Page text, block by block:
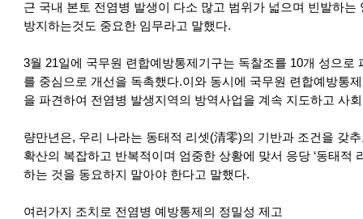
근 국내 본토 전염병 발생이 다소 많고 범위가 넓으며 빈발하
방지하는것도 중요한 임무라고 말했다.
3월 21일에 국무원 련합예방통제기구는 독찰조를 10개 성으로
를 중심으로 개선을 독촉했다.이와 동시에 국무원 련합예방통
을 파견하여 전염병 발생지역의 방역사업을 계속 지도하고 사
량만년은, 우리 나라는 동태적 리셋(清零)의 기반과 조건을 갖
확산의 복잡하고 반복적이며 엄중한 상황에 맞서 응당 ‘동태적
하는 것을 동요하지 말아야 한다고 말했다.
여러가지 조치로 전염병 예방통제의 정밀성 제고